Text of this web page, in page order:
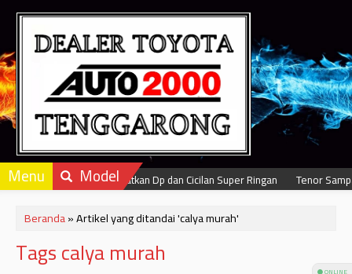
Dapatkan Dp dan Cicilan Super Ringan Tenor
Menu Model
Beranda»Artikel yang ditandai 'calya murah'
Tags calya murah